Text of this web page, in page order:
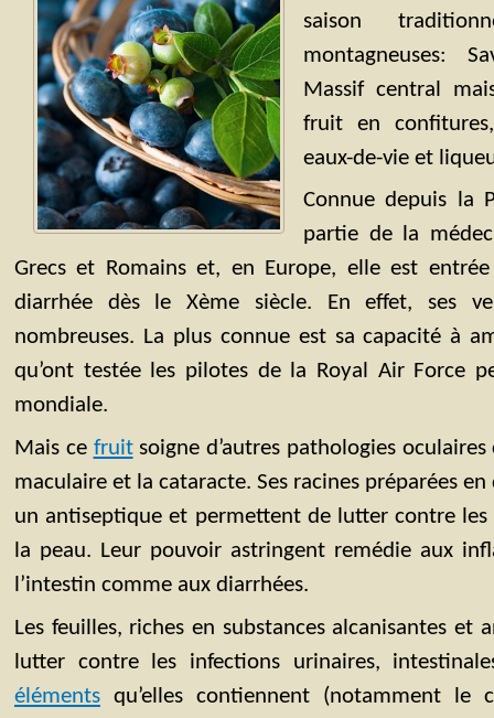
saison
montagneuses:
Massif central
fruit en
eaux-de-vie et
Connue depuis la
partie de la
Grecs et Romains et, en Europe, elle est
diarrhée dès le Xème siècle. En effet, ses
nombreuses. La plus connue est sa capacité à
qu’ont testée les pilotes de la Royal Air Force
mondiale.
Mais ce fruitsoigne d’autres pathologies
maculaire et la cataracte. Ses racines préparées
un antiseptique et permettent de lutter contre les
la peau. Leur pouvoir astringent remédie aux
l’intestin comme aux diarrhées.
Les feuilles, riches en substances alcanisantes et
lutter contre les infections urinaires,
éléments qu’elles contiennent (notamment le